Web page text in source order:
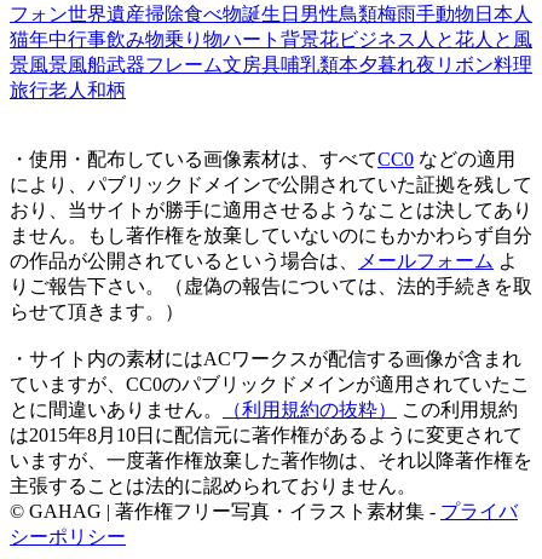
フォン世界遺産掃除食べ物誕生日 男性鳥類梅雨手動物 日本人
猫年中行事飲み物乗り物ハート 背景花ビジネス 人と花人と風
景風景風船武器フレーム文房具哺乳類本夕暮れ夜 リボン料理
旅行老人 和柄
・使用・配布している画像素材は、すべてCC0 などの適用
により、パブリックドメインで公開されていた証拠を残して
おり、当サイトが勝手に適用させるようなことは決してあり
ません。もし著作権を放棄していないのにもかかわらず自分
の作品が公開されているという場合は、
メールフォーム よ
りご報告下さい。（虚偽の報告については、法的手続きを取
らせて頂きます。）
・サイト内の素材にはACワークスが配信する画像が含まれ
ていますが、CC0のパブリックドメインが適用されていたこ
とに間違いありません。
（利用規約の抜粋）
この利用規約
は2015年8月10日に配信元に著作権があるように変更されて
いますが、一度著作権放棄した著作物は、それ以降著作権を
主張することは法的に認められておりません。
© GAHAG | 著作権フリー写真・イラスト素材集 - プライバ
シーポリシー